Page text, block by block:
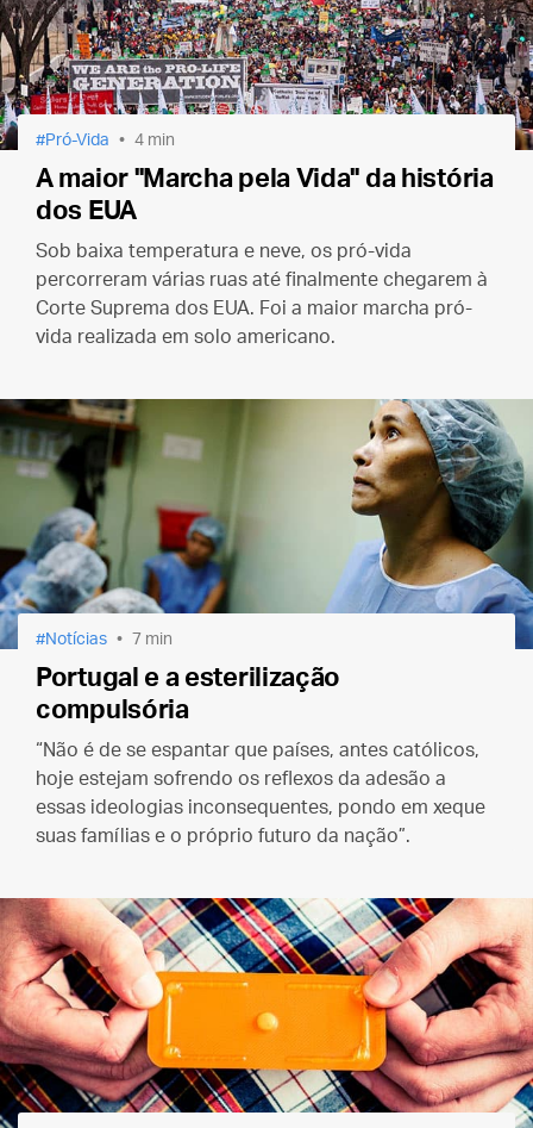
Pró-Vida 4 min
A maior "Marcha pela Vida" da história
dos EUA
Sob baixa temperatura e neve, os pró-vida
percorreram várias ruas até finalmente chegarem à
Corte Suprema dos EUA. Foi a maior marcha pró-
vida realizada em solo americano.
Notícias 7 min
Portugal e a esterilização
compulsória
“Não é de se espantar que países, antes católicos,
hoje estejam sofrendo os reflexos da adesão a
essas ideologias inconsequentes, pondo em xeque
suas famílias e o próprio futuro da nação”.